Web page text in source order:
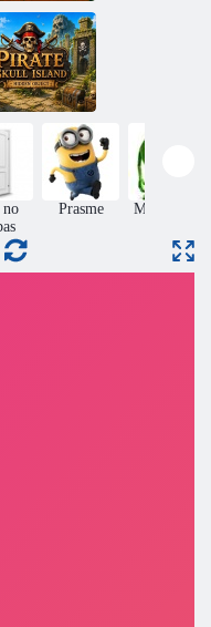
From
Silence 2 ir
sākums
galvaskausa
slēptais
objekts
Prasme Monstriem